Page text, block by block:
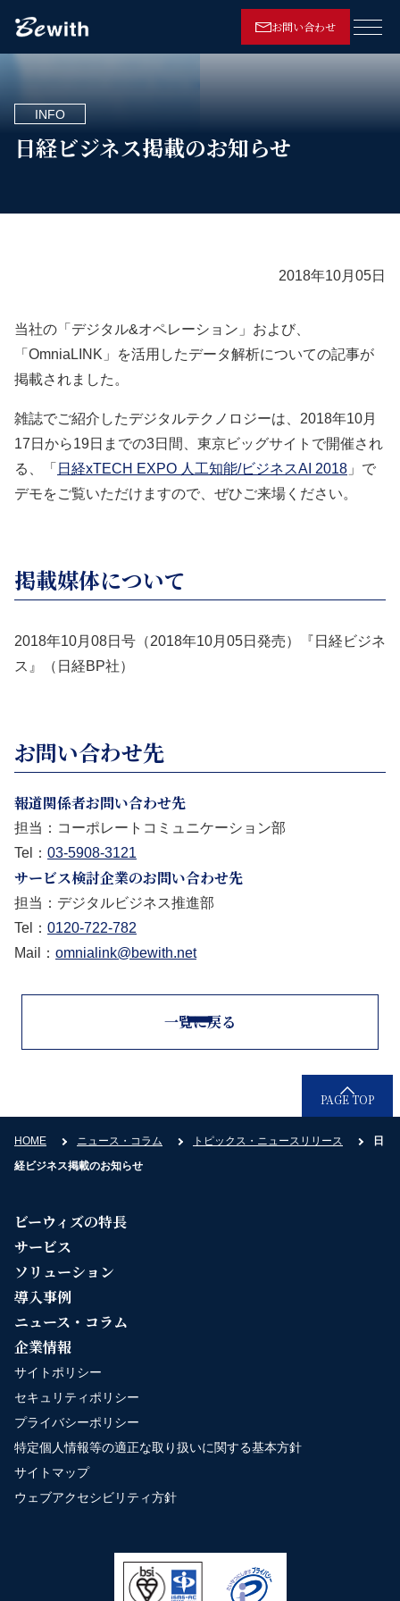
お問い合わせ
メニ
日経ビジネス掲載のお知らせ
INFO
2018年10月05日
当社の「デジタル&オペレーション」および、
「OmniaLINK」を活用したデータ解析についての記事が
掲載されました。
雑誌でご紹介したデジタルテクノロジーは、2018年10月
17日から19日までの3日間、東京ビッグサイトで開催され
る、「 日経xTECH EXPO 人工知能/ビジネスAI 2018 」で
デモをご覧いただけますので、ぜひご来場ください。
掲載媒体について
2018年10月08日号（2018年10月05日発売）『日経ビジネ
ス』（日経BP社）
お問い合わせ先
報道関係者お問い合わせ先
担当：コーポレートコミュニケーション部
Tel： 03-5908-3121
サービス検討企業のお問い合わせ先
担当：デジタルビジネス推進部
Tel： 0120-722-782
Mail： omnialink@bewith.net
一覧に戻る
HOME ニュース・コラム トピックス・ニュースリリース
日
経ビジネス掲載のお知らせ
PAGE TOP
ビーウィズの特長
サービス
ソリューション
導入事例
ニュース・コラム
企業情報
サイトポリシー
セキュリティポリシー
プライバシーポリシー
特定個人情報等の適正な取り扱いに関する基本方針
サイトマップ
ウェブアクセシビリティ方針